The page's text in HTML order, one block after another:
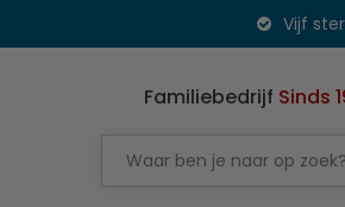
Vijf
Familiebedrijf Sinds